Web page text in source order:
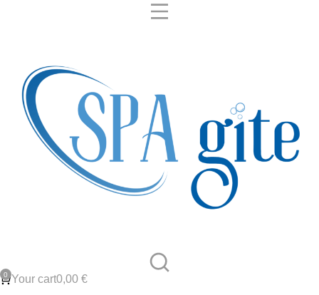
Your cart0,00 €